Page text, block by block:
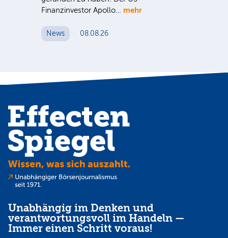
Finanzinvestor Apollo… mehr
News 08.08.26
Unabhängig im Denken und
verantwortungsvoll im Handeln —
Immer einen Schritt voraus!